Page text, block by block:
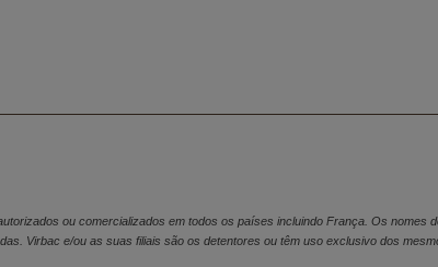
ou comercializados em todos os países incluindo França. Os nomes
Virbac e/ou as suas filiais são os detentores ou têm uso exclusivo dos